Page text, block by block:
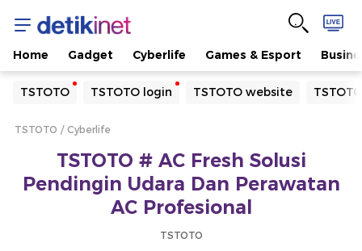
Home Gadget Cyberlife Games & Esport
TSTOTO TSTOTO login TSTOTO website
Yang sedang ramai dicari
Loading...
TSTOTO Cyberlife
TSTOTO # AC Fresh Solusi
Pendingin Udara Dan Perawatan
AC Profesional
TSTOTO